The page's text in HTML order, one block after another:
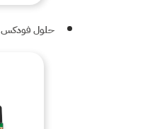
حلول فودكس